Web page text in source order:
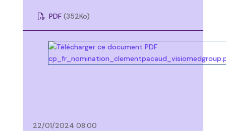
PDF (352Ko)
22/01/2024 08:00